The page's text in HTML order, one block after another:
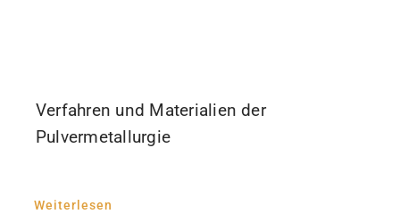
Verfahren und Materialien der
Pulvermetallurgie
Weiterlesen